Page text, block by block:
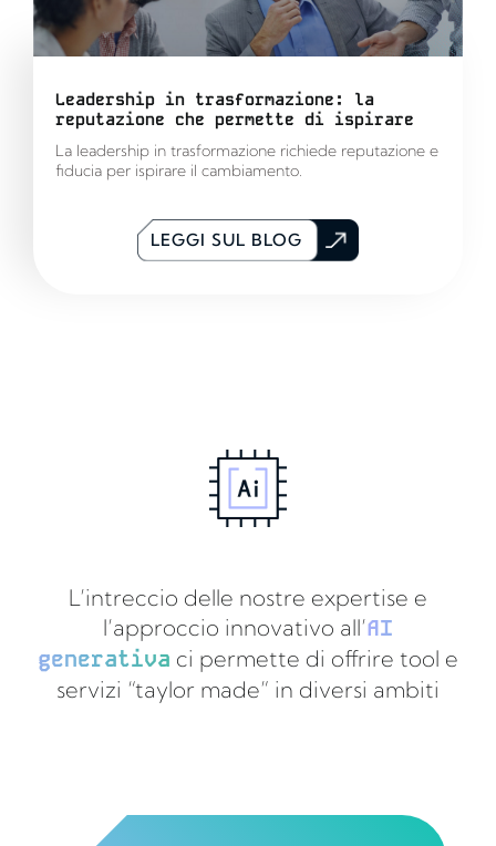
Leadership in trasformazione: la
reputazione che permette di ispirare
La leadership in trasformazione richiede reputazione e
fiducia per ispirare il cambiamento.
LEGGI SUL BLOG
L’intreccio delle nostre expertise e
l’approccio innovativo all’AI
generativa ci permette di offrire tool e
servizi “taylor made” in diversi ambiti